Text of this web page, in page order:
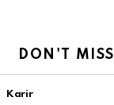
DON'T MISS
Karir